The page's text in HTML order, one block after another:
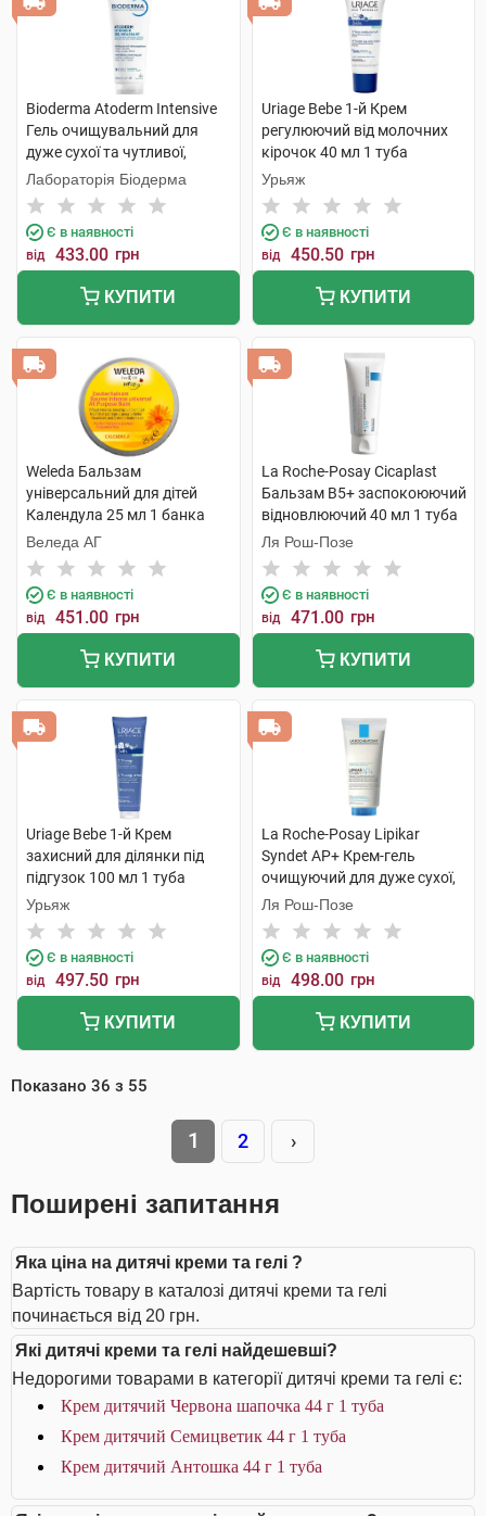
Bioderma Atoderm Intensive
Гель очищувальний для
дуже сухої та чутливої,
атопічної шкіри 200 мл 1
туба
Лабораторія Біодерма
Є в наявності
від 433.00 грн
КУПИТИ
Uriage Bebe 1-й Крем
регулюючий від молочних
кірочок 40 мл 1 туба
Урьяж
Є в наявності
від 450.50 грн
КУПИТИ
Weleda Бальзам
універсальний для дітей
Календула 25 мл 1 банка
Веледа АГ
Є в наявності
від 451.00 грн
КУПИТИ
La Roche-Posay Cicaplast
Бальзам B5+ заспокоюючий
відновлюючий 40 мл 1 туба
Ля Рош-Позе
Є в наявності
від 471.00 грн
КУПИТИ
Uriage Bebe 1-й Крем
захисний для ділянки під
підгузок 100 мл 1 туба
Урьяж
Є в наявності
від 497.50 грн
КУПИТИ
La Roche-Posay Lipikar
Syndet AP+ Крем-гель
очищуючий для дуже сухої,
схильної до атопії шкіри 200
мл 1 туба
Ля Рош-Позе
Є в наявності
від 498.00 грн
КУПИТИ
Показано 36 з 55
1 2 ›
Поширені запитання
Яка ціна на дитячі креми та гелі ?
Вартість товару в каталозі дитячі креми та гелі
починається від 20 грн.
Які дитячі креми та гелі найдешевші?
Недорогими товарами в категорії дитячі креми та гелі є:
Крем дитячий Червона шапочка 44 г 1 туба
Крем дитячий Семицветик 44 г 1 туба
Крем дитячий Антошка 44 г 1 туба